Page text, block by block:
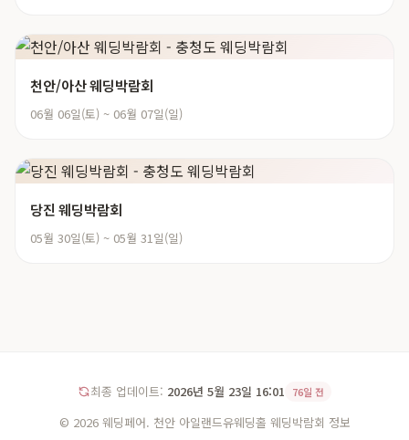
천안/아산 웨딩박람회
06월 06일(토) ~ 06월 07일(일)
당진 웨딩박람회
05월 30일(토) ~ 05월 31일(일)
최종 업데이트: 2026년 5월 23일 16:01 76일 전
© 2026 웨딩페어. 천안 아일랜드유웨딩홀 웨딩박람회 정보